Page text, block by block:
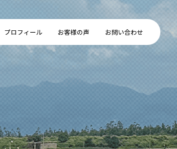
プロフィール お客様の声 お問い合わせ